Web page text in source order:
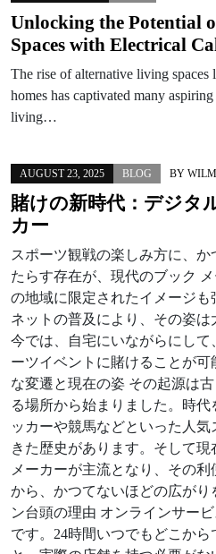
Unlocking the Potential
Spaces with Electrical
The rise of alternative living spaces
homes has captivated many
living…
AUGUST 23, 2025 BLOG BY
賭けの新時代：デジタ
カー
スポーツ観戦の楽しみ方に、
たらす存在が、現代のブック
の地域に限定されたイメージ
ネットの普及により、その姿は
今では、自宅にいながらにし
ーツイベントに賭けることが
な変遷と現在の姿 その起源は
る場所から始まりました。時
ッカーや競馬などといった人
きた歴史があります。そして
メーカーが主流となり、その
から、かつてないほどの広がり
ン台頭の理由 オンラインサー
です。24時間いつでもどこか